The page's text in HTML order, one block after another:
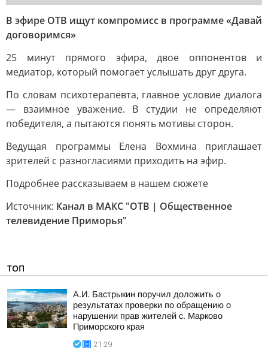
В эфире ОТВ ищут компромисс в программе «Давай
договоримся»
25 минут прямого эфира, двое оппонентов и
медиатор, который помогает услышать друг друга.
По словам психотерапевта, главное условие диалога
— взаимное уважение. В студии не определяют
победителя, а пытаются понять мотивы сторон.
Ведущая программы Елена Вохмина приглашает
зрителей с разногласиями приходить на эфир.
Подробнее рассказываем в нашем сюжете
Источник: Канал в МАКС "ОТВ | Общественное
телевидение Приморья"
ТОП
А.И. Бастрыкин поручил доложить о
результатах проверки по обращению о
нарушении прав жителей с. Марково
Приморского края
21:29